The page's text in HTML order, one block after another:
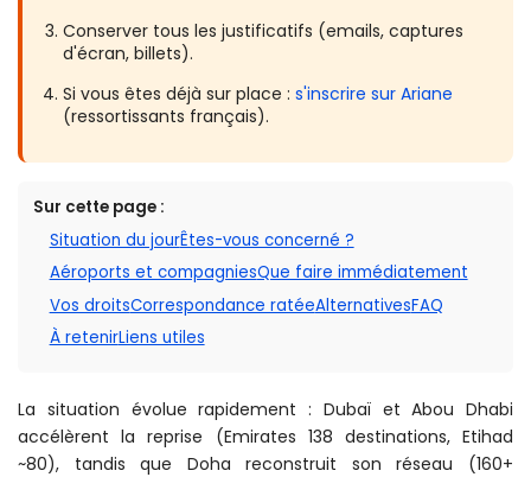
Conserver tous les justificatifs (emails, captures
d'écran, billets).
Si vous êtes déjà sur place :s'inscrire sur Ariane
(ressortissants français).
Sur cette page :
Situation du jourÊtes-vous concerné ?
Aéroports et compagniesQue faire immédiatement
Vos droitsCorrespondance ratéeAlternativesFAQ
À retenirLiens utiles
La situation évolue rapidement : Dubaï et Abou Dhabi
accélèrent la reprise (Emirates 138 destinations, Etihad
~80), tandis que Doha reconstruit son réseau (160+